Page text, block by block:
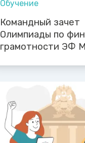
Обучение
Командный зачет
Олимпиады по
грамотности ЭФ